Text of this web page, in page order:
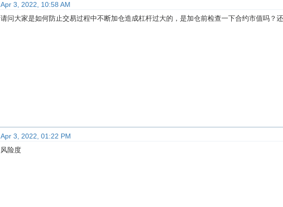
Apr 3, 2022, 10:58 AM
请问大家是如何防止交易过程中不断加仓造成杠杆过大的，是加仓前检查一下合约市值吗？
Apr 3, 2022, 01:22 PM
风险度